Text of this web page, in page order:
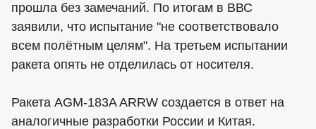
прошла без замечаний. По итогам в ВВС
заявили, что испытание "не соответствовало
всем полётным целям". На третьем испытании
ракета опять не отделилась от носителя.
Ракета AGM-183A ARRW создается в ответ на
аналогичные разработки России и Китая.